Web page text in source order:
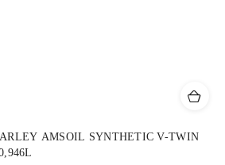
AMSOIL SYNTHETIC V-TWIN